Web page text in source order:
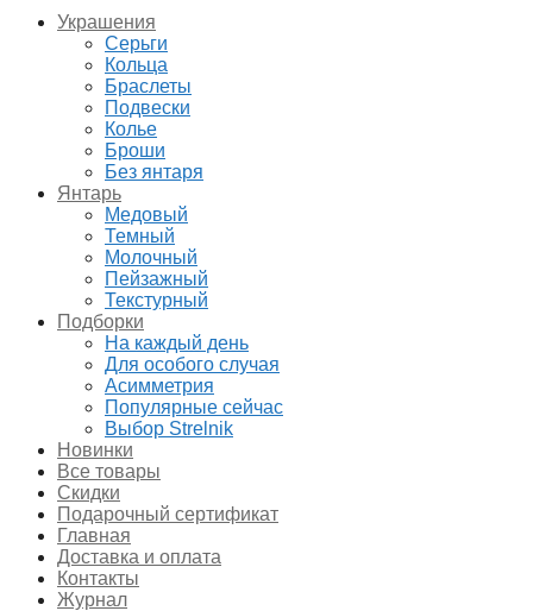
Украшения
Серьги
Кольца
Браслеты
Подвески
Колье
Броши
Без янтаря
Янтарь
Медовый
Темный
Молочный
Пейзажный
Текстурный
Подборки
На каждый день
Для особого случая
Асимметрия
Популярные сейчас
Выбор Strelnik
Новинки
Все товары
Скидки
Подарочный сертификат
Главная
Доставка и оплата
Контакты
Журнал